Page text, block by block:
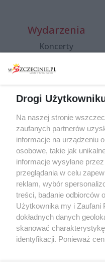
Wydarzenia
Koncerty
Spacery i oprowadzania
targi
Wernisaże
Więcej
Partnerzy
Praca Szczecin
Drogi
Na naszej stronie
zaufanych partnerów
informacje na urządzeniu
osobowe, takie jak
informacje wysyłane
przeglądania w celu
reklam, wybór
treści, badanie odbiorców
Użytkownika my i Zaufani
dokładnych danych
skanować
identyfikacji. Ponieważ